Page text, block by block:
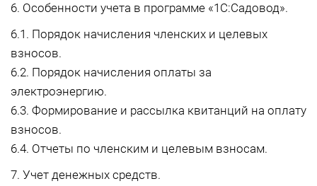
6. Особенности учета в программе «1С:Садовод».
6.1. Порядок начисления членских и целевых
взносов.
6.2. Порядок начисления оплаты за
электроэнергию.
6.3. Формирование и рассылка квитанций на оплату
взносов.
6.4. Отчеты по членским и целевым взносам.
7. Учет денежных средств.